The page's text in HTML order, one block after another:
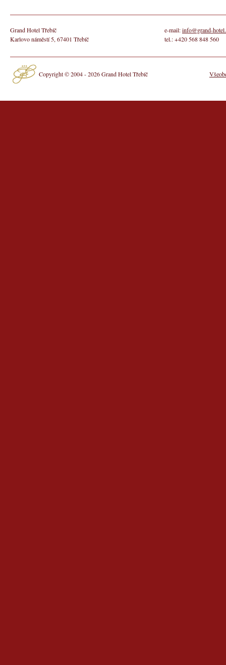
Grand Hotel Třebíč
Karlovo náměstí 5, 67401 Třebíč
e-mail:info@grand-
tel.: +420 568 848 560
Copyright © 2004 - 2026 Grand Hotel Třebíč